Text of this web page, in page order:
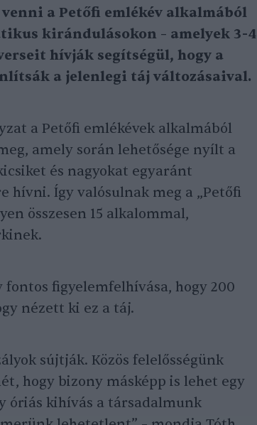
a Petőfi emlékév alkalmából
kirándulásokon – amelyek 3-4
hívják segítségül, hogy a
a jelenlegi táj változásaival.
a Petőfi emlékévek alkalmából
amely során lehetősége nyílt a
és nagyokat egyaránt
hívni. Így valósulnak meg a „Petőfi
összesen 15 alkalommal,
fontos figyelemfelhívása, hogy 200
nézett ki ez a táj.
sújtják. Közös felelősségünk
hogy bizony másképp is lehet egy
óriás kihívás a társadalmunk